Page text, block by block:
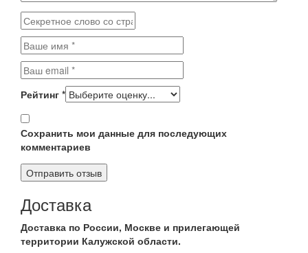
Рейтинг *
Сохранить мои данные для последующих
комментариев
Доставка
Доставка по России, Москве и прилегающей
территории Калужской области.